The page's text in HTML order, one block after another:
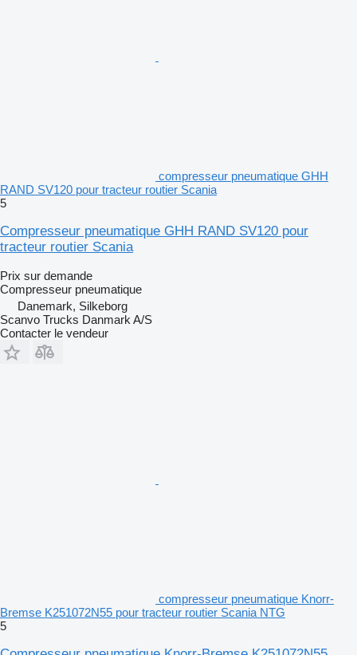
compresseur pneumatique GHH
RAND SV120 pour tracteur routier Scania
5
Compresseur pneumatique GHH RAND SV120 pour
tracteur routier Scania
Prix sur demande
Compresseur pneumatique
Danemark, Silkeborg
Scanvo Trucks Danmark A/S
Contacter le vendeur
compresseur pneumatique Knorr-
Bremse K251072N55 pour tracteur routier Scania NTG
5